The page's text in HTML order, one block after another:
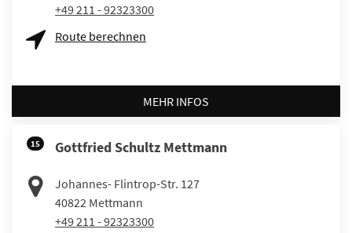
+49 211 - 92323300
Route berechnen
MEHR INFOS
15 Gottfried Schultz Mettmann
Johannes- Flintrop-Str. 127
40822 Mettmann
+49 211 - 92323300